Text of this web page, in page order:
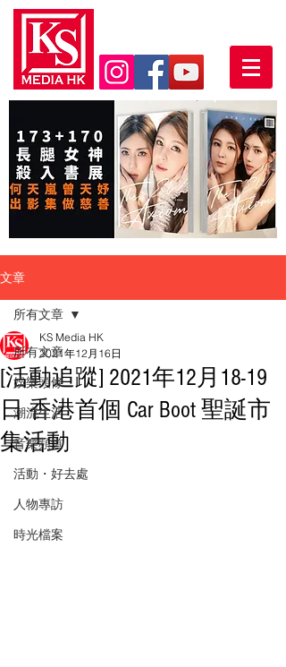
文章
所有文章
娛樂頭條
潮流生活
音樂頻道
活動・好去處
人物專訪
時光檔案
所有文章
[活動追蹤] 2021年12月18-19
日 香港首個 Car Boot 聖誕市
集活動
KS Media HK
2021年12月16日